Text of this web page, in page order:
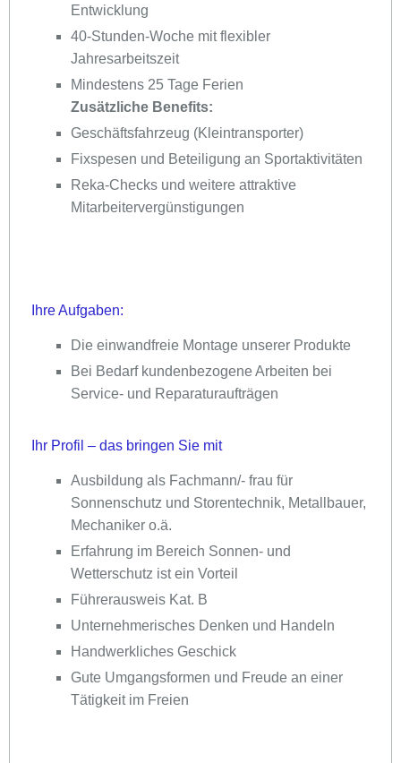
Entwicklung
40-Stunden-Woche mit flexibler
Jahresarbeitszeit
Mindestens 25 Tage Ferien
Zusätzliche Benefits:
Geschäftsfahrzeug (Kleintransporter)
Fixspesen und Beteiligung an Sportaktivitäten
Reka-Checks und weitere attraktive
Mitarbeitervergünstigungen
Ihre Aufgaben:
Die einwandfreie Montage unserer Produkte
Bei Bedarf kundenbezogene Arbeiten bei
Service- und Reparaturaufträgen
Ihr Profil – das bringen Sie mit
Ausbildung als Fachmann/- frau für
Sonnenschutz und Storentechnik, Metallbauer,
Mechaniker o.ä.
Erfahrung im Bereich Sonnen- und
Wetterschutz ist ein Vorteil
Führerausweis Kat. B
Unternehmerisches Denken und Handeln
Handwerkliches Geschick
Gute Umgangsformen und Freude an einer
Tätigkeit im Freien